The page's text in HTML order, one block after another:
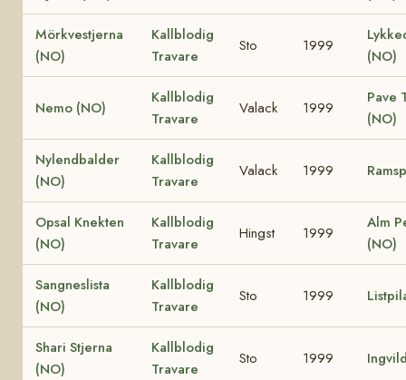
Mörkvestjerna
(NO)
Kallblodig
Travare
Sto 1999
(NO)
Nemo (NO)
Kallblodig
Travare
Valack 1999
Pave
(NO)
Nylendbalder
(NO)
Kallblodig
Travare
Valack 1999
Opsal Knekten
(NO)
Kallblodig
Travare
Hingst 1999
Alm
(NO)
Sangneslista
(NO)
Kallblodig
Travare
Sto 1999
Shari Stjerna
(NO)
Kallblodig
Travare
Sto 1999